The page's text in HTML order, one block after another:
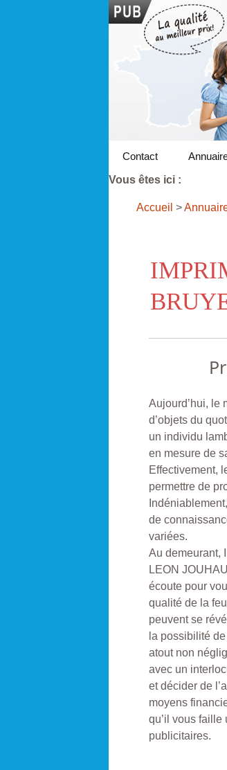
Contact
Vous êtes ici :
Accueil >
Aujourd’hui, le
d’objets du
un individu
en mesure de
Effectivement,
permettre de
de
variées.
Au demeurant,
LEON
écoute pour
qualité de la
peuvent se
la possibilité
atout non
avec un
et décider de
moyens
qu’il vous
publicitaires.